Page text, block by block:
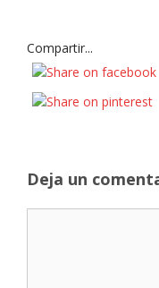
Compartir...
Deja un